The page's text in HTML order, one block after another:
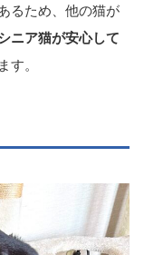
るため、他の猫が
ニア猫が安心して
す。